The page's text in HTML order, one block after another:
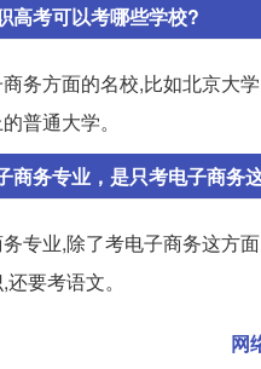
高考可以考哪些学校?
务方面的名校,比如北京大
普通大学。
商务专业，是只考电子商务
专业,除了考电子商务这方
要考语文。
网